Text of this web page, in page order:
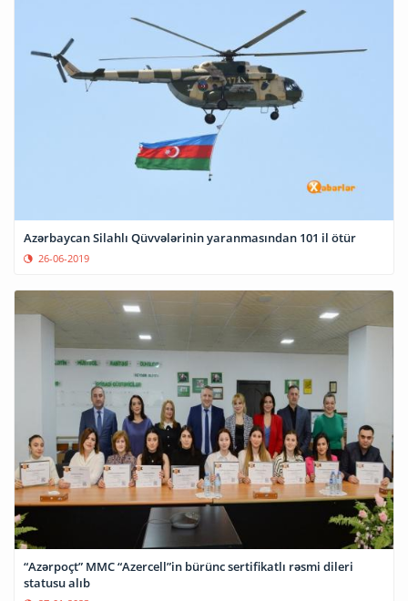
Azərbaycan Silahlı Qüvvələrinin yaranmasından 101 il ötür
26-06-2019
“Azərpoçt” MMC “Azercell”in bürünc sertifikatlı rəsmi dileri
statusu alıb